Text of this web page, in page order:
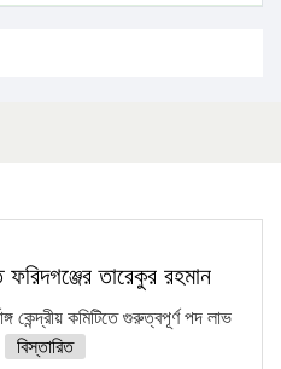
ফরিদগঞ্জের তারেকুর রহমান
কেন্দ্রীয় কমিটিতে গুরুত্বপূর্ণ পদ লাভ
বিস্তারিত